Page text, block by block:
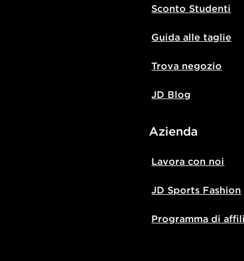
Sconto Studenti
Guida alle taglie
Trova negozio
JD Blog
Azienda
Lavora con noi
JD Sports Fashion
Programma di